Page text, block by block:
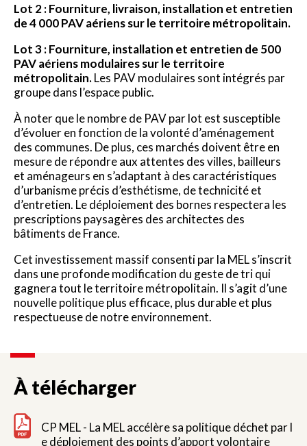
Lot 2 : Fourniture, livraison, installation et entretien
de 4 000 PAV aériens sur le territoire métropolitain.
Lot 3 : Fourniture, installation et entretien de 500
PAV aériens modulaires sur le territoire
métropolitain.Les PAV modulaires sont intégrés par
groupe dans l’espace public.
À noter que le nombre de PAV par lot est susceptible
d’évoluer en fonction de la volonté d’aménagement
des communes. De plus, ces marchés doivent être en
mesure de répondre aux attentes des villes, bailleurs
et aménageurs en s’adaptant à des caractéristiques
d’urbanisme précis d’esthétisme, de technicité et
d’entretien. Le déploiement des bornes respectera les
prescriptions paysagères des architectes des
bâtiments de France.
Cet investissement massif consenti par la MEL s’inscrit
dans une profonde modification du geste de tri qui
gagnera tout le territoire métropolitain. Il s’agit d’une
nouvelle politique plus efficace, plus durable et plus
respectueuse de notre environnement.
À télécharger
CP MEL - La MEL accélère sa politique déchet par l
e déploiement des points d’apport volontaire